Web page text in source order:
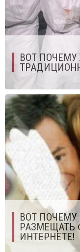
ВОТ ПОЧЕМУ
ВОТ ПОЧЕМУ
РАЗМЕЩАТЬ
ИНТЕРНЕТЕ!